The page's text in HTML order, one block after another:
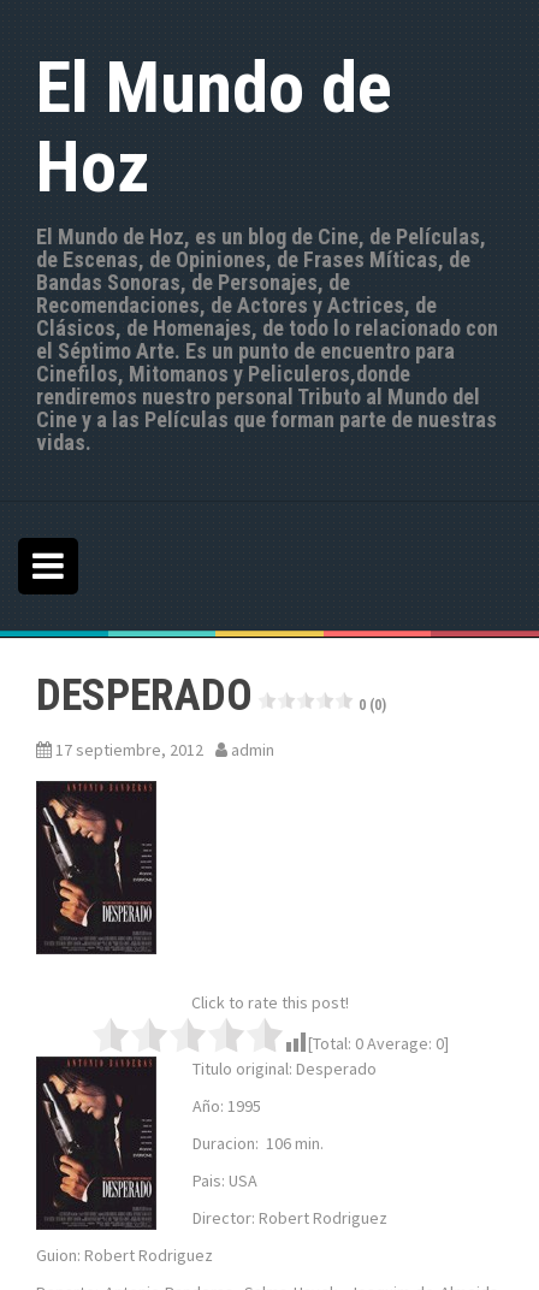
El Mundo de
Hoz
El Mundo de Hoz, es un blog de Cine, de Películas,
de Escenas, de Opiniones, de Frases Míticas, de
Bandas Sonoras, de Personajes, de
Recomendaciones, de Actores y Actrices, de
Clásicos, de Homenajes, de todo lo relacionado con
el Séptimo Arte. Es un punto de encuentro para
Cinefilos, Mitomanos y Peliculeros,donde
rendiremos nuestro personal Tributo al Mundo del
Cine y a las Películas que forman parte de nuestras
vidas.
DESPERADO 0 (0)
17 septiembre, 2012 admin
Click to rate this post!
[Total: 0Average: 0]
Titulo original: Desperado
Año: 1995
Duracion: 106 min.
Pais: USA
Director: Robert Rodriguez
Guion: Robert Rodriguez